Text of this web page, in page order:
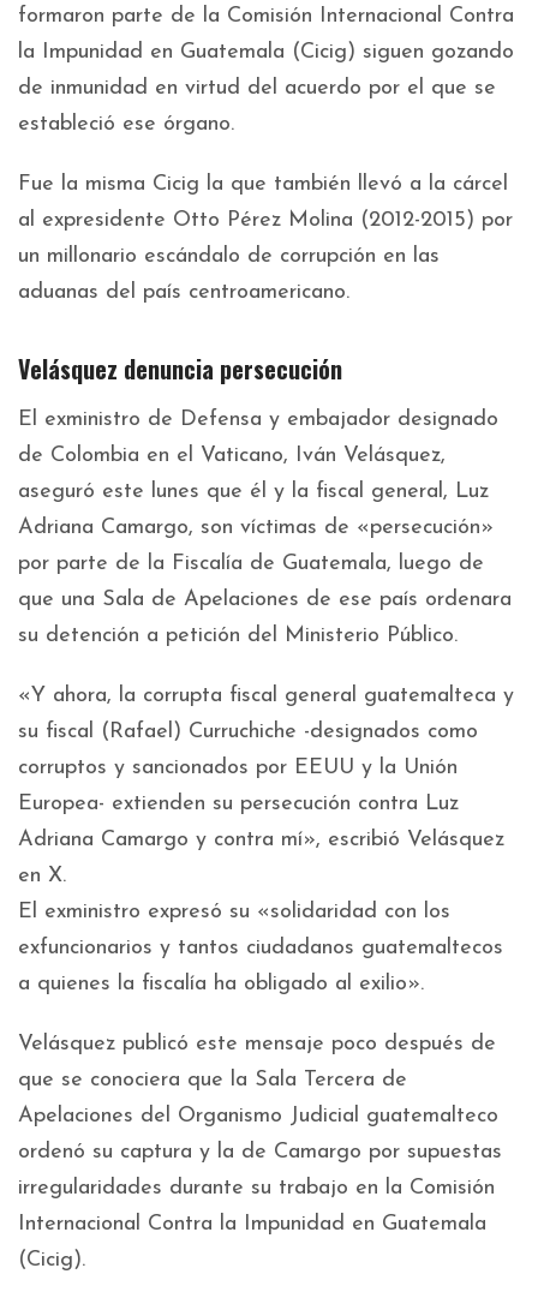
formaron parte de la Comisión Internacional Contra
la Impunidad en Guatemala (Cicig) siguen gozando
de inmunidad en virtud del acuerdo por el que se
estableció ese órgano.
Fue la misma Cicig la que también llevó a la cárcel
al expresidente Otto Pérez Molina (2012-2015) por
un millonario escándalo de corrupción en las
aduanas del país centroamericano.
Velásquez denuncia persecución
El exministro de Defensa y embajador designado
de Colombia en el Vaticano, Iván Velásquez,
aseguró este lunes que él y la fiscal general, Luz
Adriana Camargo, son víctimas de «persecución»
por parte de la Fiscalía de Guatemala, luego de
que una Sala de Apelaciones de ese país ordenara
su detención a petición del Ministerio Público.
«Y ahora, la corrupta fiscal general guatemalteca y
su fiscal (Rafael) Curruchiche -designados como
corruptos y sancionados por EEUU y la Unión
Europea- extienden su persecución contra Luz
Adriana Camargo y contra mí», escribió Velásquez
en X.
El exministro expresó su «solidaridad con los
exfuncionarios y tantos ciudadanos guatemaltecos
a quienes la fiscalía ha obligado al exilio».
Velásquez publicó este mensaje poco después de
que se conociera que la Sala Tercera de
Apelaciones del Organismo Judicial guatemalteco
ordenó su captura y la de Camargo por supuestas
irregularidades durante su trabajo en la Comisión
Internacional Contra la Impunidad en Guatemala
(Cicig).